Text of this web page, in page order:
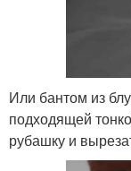
Или бантом из
подходящей
рубашку и